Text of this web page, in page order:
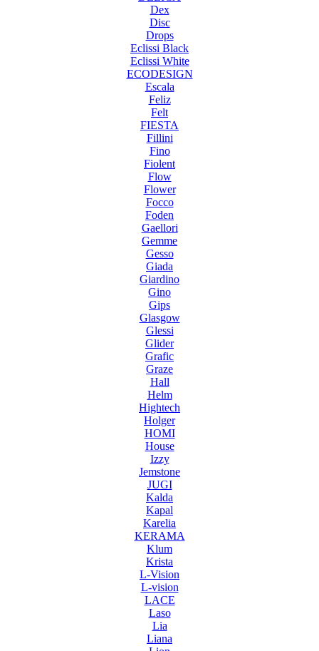
Dex
Disc
Drops
Eclissi Black
Eclissi White
ECODESIGN
Escala
Feliz
Felt
FIESTA
Fillini
Fino
Fiolent
Flow
Flower
Focco
Foden
Gaellori
Gemme
Gesso
Giada
Giardino
Gino
Gips
Glasgow
Glessi
Glider
Grafic
Graze
Hall
Helm
Hightech
Holger
HOMI
House
Izzy
Jemstone
JUGI
Kalda
Kapal
Karelia
KERAMA
Klum
Krista
L-Vision
L-vision
LACE
Laso
Lia
Liana